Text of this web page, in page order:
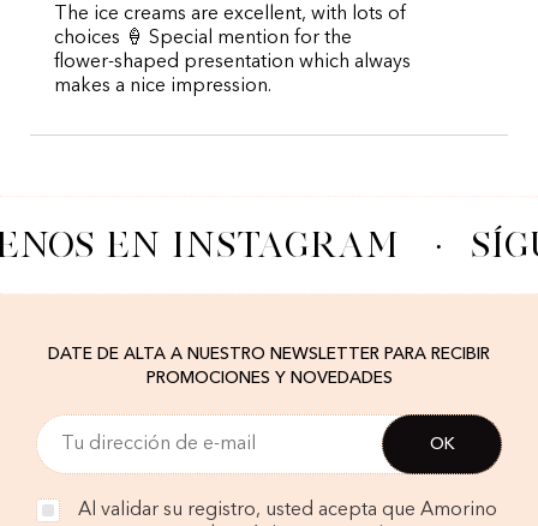
The ice creams are excellent, with lots of
choices 🍦 Special mention for the
flower-shaped presentation which always
makes a nice impression.
EN INSTAGRAM ·
DATE DE ALTA A NUESTRO NEWSLETTER PARA RECIBIR
PROMOCIONES Y NOVEDADES
Al validar su registro, usted acepta que Amorino